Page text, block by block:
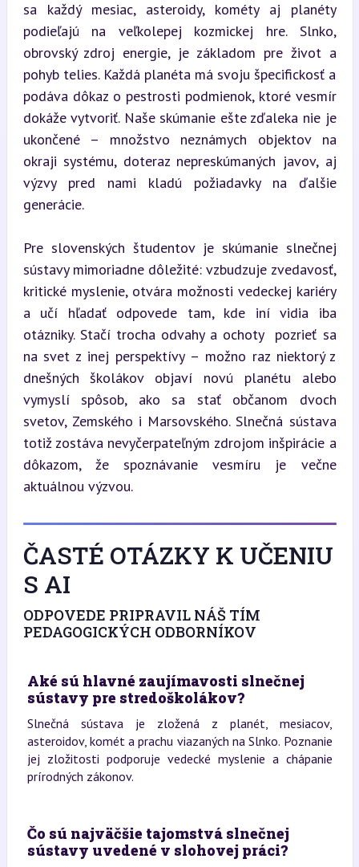
sa každý mesiac, asteroidy, kométy aj planéty
podieľajú na veľkolepej kozmickej hre. Slnko,
obrovský zdroj energie, je základom pre život a
pohyb telies. Každá planéta má svoju špecifickosť a
podáva dôkaz o pestrosti podmienok, ktoré vesmír
dokáže vytvoriť. Naše skúmanie ešte zďaleka nie je
ukončené – množstvo neznámych objektov na
okraji systému, doteraz nepreskúmaných javov, aj
výzvy pred nami kladú požiadavky na ďalšie
generácie.
Pre slovenských študentov je skúmanie slnečnej
sústavy mimoriadne dôležité: vzbudzuje zvedavosť,
kritické myslenie, otvára možnosti vedeckej kariéry
a učí hľadať odpovede tam, kde iní vidia iba
otázniky. Stačí trocha odvahy a ochoty  pozrieť sa
na svet z inej perspektívy – možno raz niektorý z
dnešných školákov objaví novú planétu alebo
vymyslí spôsob, ako sa stať občanom dvoch
svetov, Zemského i Marsovského. Slnečná sústava
totiž zostáva nevyčerpateľným zdrojom inšpirácie a
dôkazom, že spoznávanie vesmíru je večne
aktuálnou výzvou.
ČASTÉ OTÁZKY K UČENIU
S AI
ODPOVEDE PRIPRAVIL NÁŠ TÍM
PEDAGOGICKÝCH ODBORNÍKOV
Aké sú hlavné zaujímavosti slnečnej
sústavy pre stredoškolákov?
Slnečná sústava je zložená z planét, mesiacov,
asteroidov, komét a prachu viazaných na Slnko. Poznanie
jej zložitosti podporuje vedecké myslenie a chápanie
prírodných zákonov.
Čo sú najväčšie tajomstvá slnečnej
sústavy uvedené v slohovej práci?